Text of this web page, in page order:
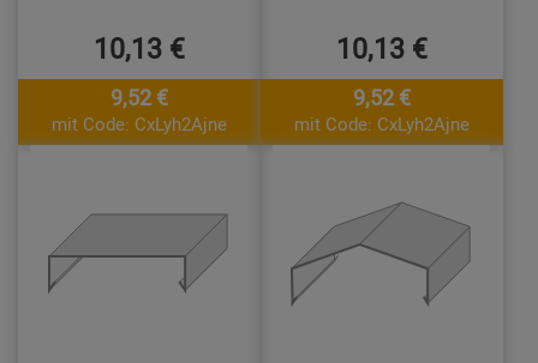
10,13 €
9,52 €
mit Code: CxLyh2Ajne
10,13 €
9,52 €
mit Code: CxLyh2Ajne